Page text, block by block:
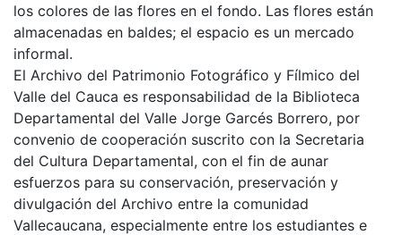
los colores de las flores en el fondo. Las flores están
almacenadas en baldes; el espacio es un mercado
informal.
El Archivo del Patrimonio Fotográfico y Fílmico del
Valle del Cauca es responsabilidad de la Biblioteca
Departamental del Valle Jorge Garcés Borrero, por
convenio de cooperación suscrito con la Secretaria
del Cultura Departamental, con el fin de aunar
esfuerzos para su conservación, preservación y
divulgación del Archivo entre la comunidad
Vallecaucana, especialmente entre los estudiantes e